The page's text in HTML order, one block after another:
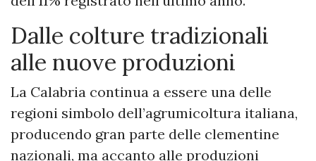
Dalle colture tradizionali
alle nuove produzioni
La Calabria continua a essere una delle
regioni simbolo dell’agrumicoltura italiana,
producendo gran parte delle clementine
nazionali, ma accanto alle produzioni